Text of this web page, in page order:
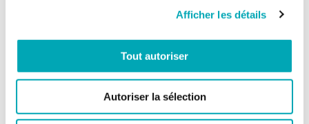
Afficher les détails
Tout autoriser
Autoriser la sélection
COMMENT FONCTIONNE LE MAGIC
COMMENT ACCÉDER AUX BAINS
D’YVERDON AVEC LE MAGIC PASS ?